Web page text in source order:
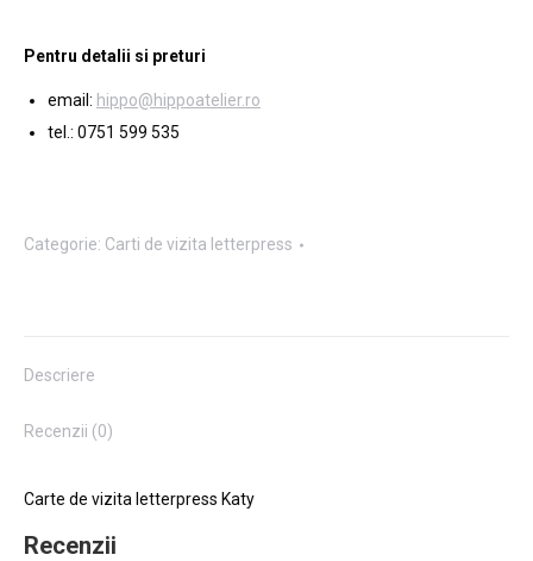
Pentru detalii si preturi
email: hippo@hippoatelier.ro
tel.: 0751 599 535
Categorie: Carti de vizita letterpress
Descriere
Recenzii (0)
Carte de vizita letterpress Katy
Recenzii